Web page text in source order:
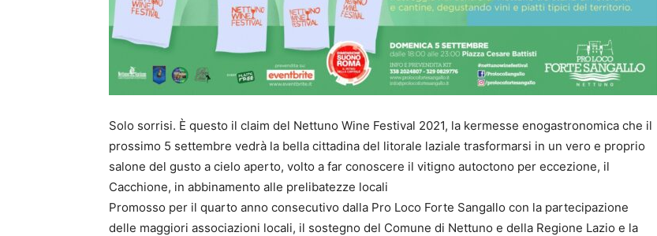
Solo sorrisi. È questo il claim del Nettuno Wine Festival 2021, la kermesse enogastronomica che il
prossimo 5 settembre vedrà la bella cittadina del litorale laziale trasformarsi in un vero e proprio
salone del gusto a cielo aperto, volto a far conoscere il vitigno autoctono per eccezione, il
Cacchione, in abbinamento alle prelibatezze locali
Promosso per il quarto anno consecutivo dalla Pro Loco Forte Sangallo con la partecipazione
delle maggiori associazioni locali, il sostegno del Comune di Nettuno e della Regione Lazio e la